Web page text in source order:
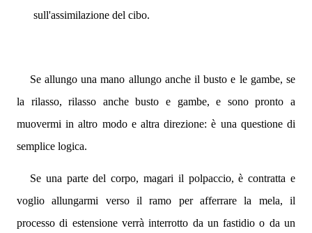
sull'assimilazione del cibo.
Se allungo una mano allungo anche il busto e le gambe, se
la rilasso, rilasso anche busto e gambe, e sono pronto a
muovermi in altro modo e altra direzione: è una questione di
semplice logica.
Se una parte del corpo, magari il polpaccio, è contratta e
voglio allungarmi verso il ramo per afferrare la mela, il
processo di estensione verrà interrotto da un fastidio o da un